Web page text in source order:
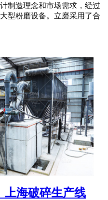
制造理念和市场需求，经过
型粉磨设备。立磨采用了合
上海破碎生产线